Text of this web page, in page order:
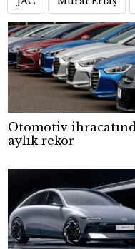
Otomotiv
aylık rekor